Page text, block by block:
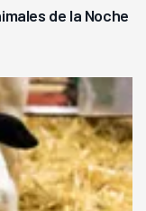
de la Noche